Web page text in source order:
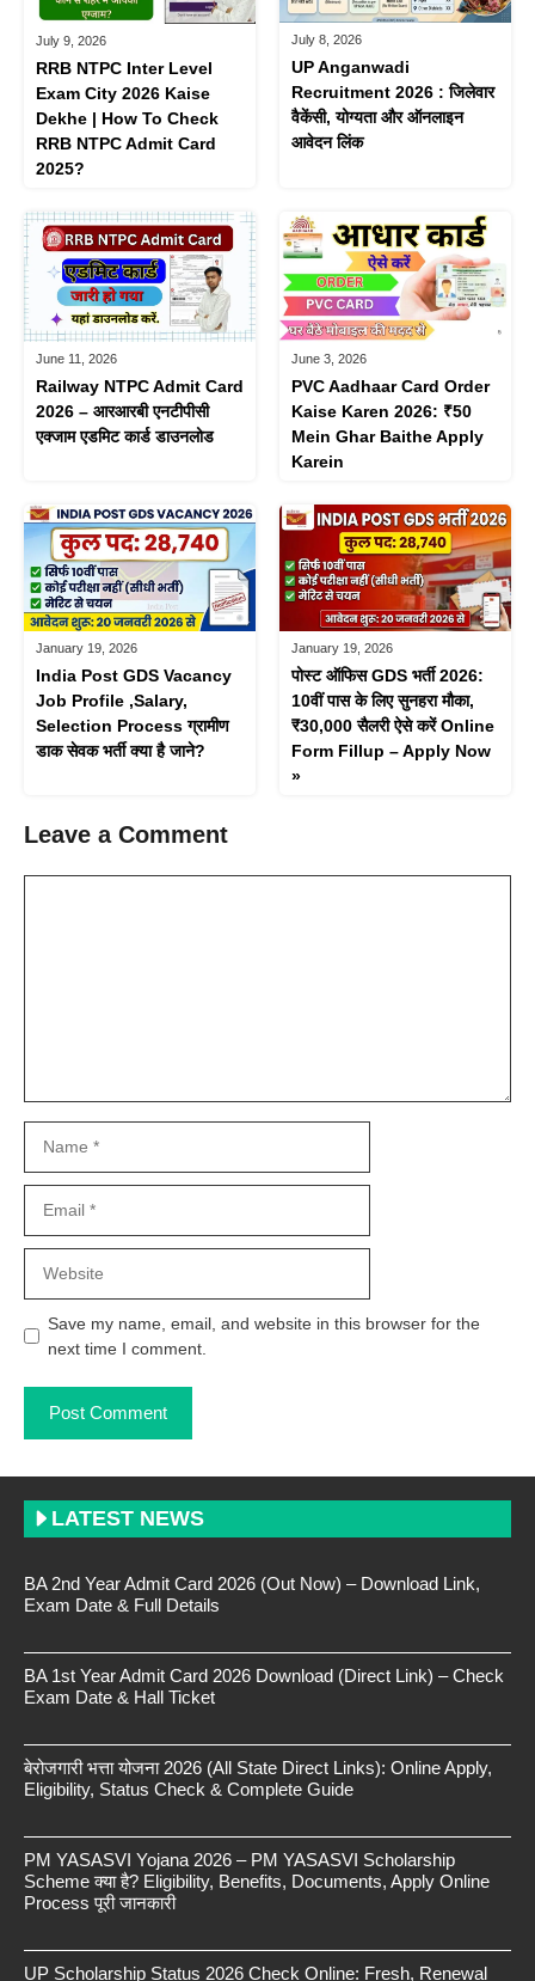
July 9, 2026
RRB NTPC Inter Level
Exam City 2026 Kaise
Dekhe | How To Check
RRB NTPC Admit Card
2025?
July 8, 2026
UP Anganwadi
Recruitment 2026 : जिलेवार
वैकेंसी, योग्यता और ऑनलाइन
आवेदन लिंक
June 11, 2026
Railway NTPC Admit Card
2026 – आरआरबी एनटीपीसी
एक्जाम एडमिट कार्ड डाउनलोड
June 3, 2026
PVC Aadhaar Card Order
Kaise Karen 2026: ₹50
Mein Ghar Baithe Apply
Karein
January 19, 2026
India Post GDS Vacancy
Job Profile ,Salary,
Selection Process ग्रामीण
डाक सेवक भर्ती क्या है जाने?
January 19, 2026
पोस्ट ऑफिस GDS भर्ती 2026:
10वीं पास के लिए सुनहरा मौका,
₹30,000 सैलरी ऐसे करें Online
Form Fillup – Apply Now
»
Leave a Comment
Save my name, email, and website in this browser for the
next time I comment.
LATEST NEWS
BA 2nd Year Admit Card 2026 (Out Now) – Download Link,
Exam Date & Full Details
BA 1st Year Admit Card 2026 Download (Direct Link) – Check
Exam Date & Hall Ticket
बेरोजगारी भत्ता योजना 2026 (All State Direct Links): Online Apply,
Eligibility, Status Check & Complete Guide
PM YASASVI Yojana 2026 – PM YASASVI Scholarship
Scheme क्या है? Eligibility, Benefits, Documents, Apply Online
Process पूरी जानकारी
UP Scholarship Status 2026 Check Online: Fresh, Renewal